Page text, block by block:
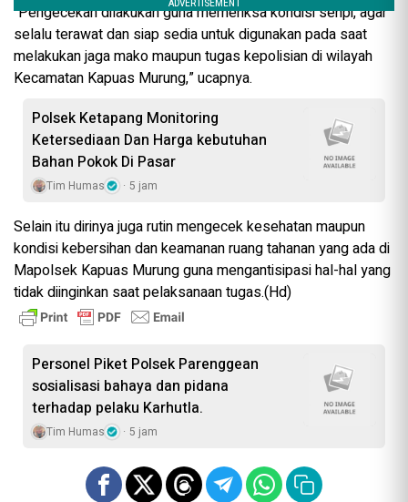
“Pengecekan dilakukan guna memeriksa kondisi senpi, agar
selalu terawat dan siap sedia untuk digunakan pada saat
melakukan jaga mako maupun tugas kepolisian di wilayah
Kecamatan Kapuas Murung,” ucapnya.
‎Polsek Ketapang Monitoring
Ketersediaan Dan Harga kebutuhan
Bahan Pokok Di Pasar
Tim Humas 5 jam
Selain itu dirinya juga rutin mengecek kesehatan maupun
kondisi kebersihan dan keamanan ruang tahanan yang ada di
Mapolsek Kapuas Murung guna mengantisipasi hal-hal yang
tidak diinginkan saat pelaksanaan tugas.(Hd)
Personel Piket Polsek Parenggean
sosialisasi bahaya dan pidana
terhadap pelaku Karhutla.
Tim Humas 5 jam